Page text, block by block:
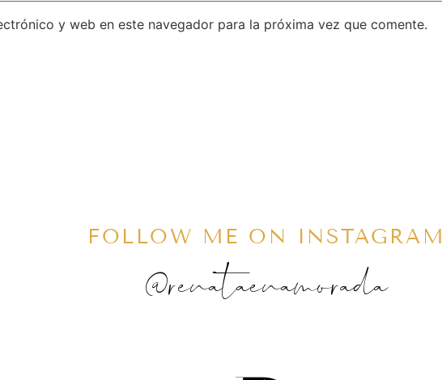
y web en este navegador para la próxima vez que comente.
FOLLOW ME ON INSTAGRAM
@renataenamorada